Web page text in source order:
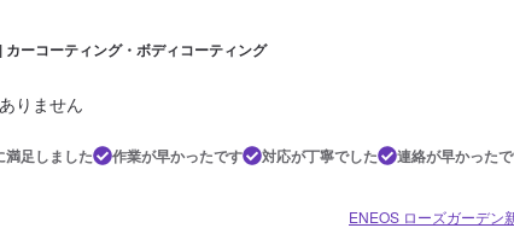
カーコーティング・ボディコーティング
りません
満足しました 作業が早かったです 対応が丁寧でした 連絡が早かった
ENEOS ローズガーデン